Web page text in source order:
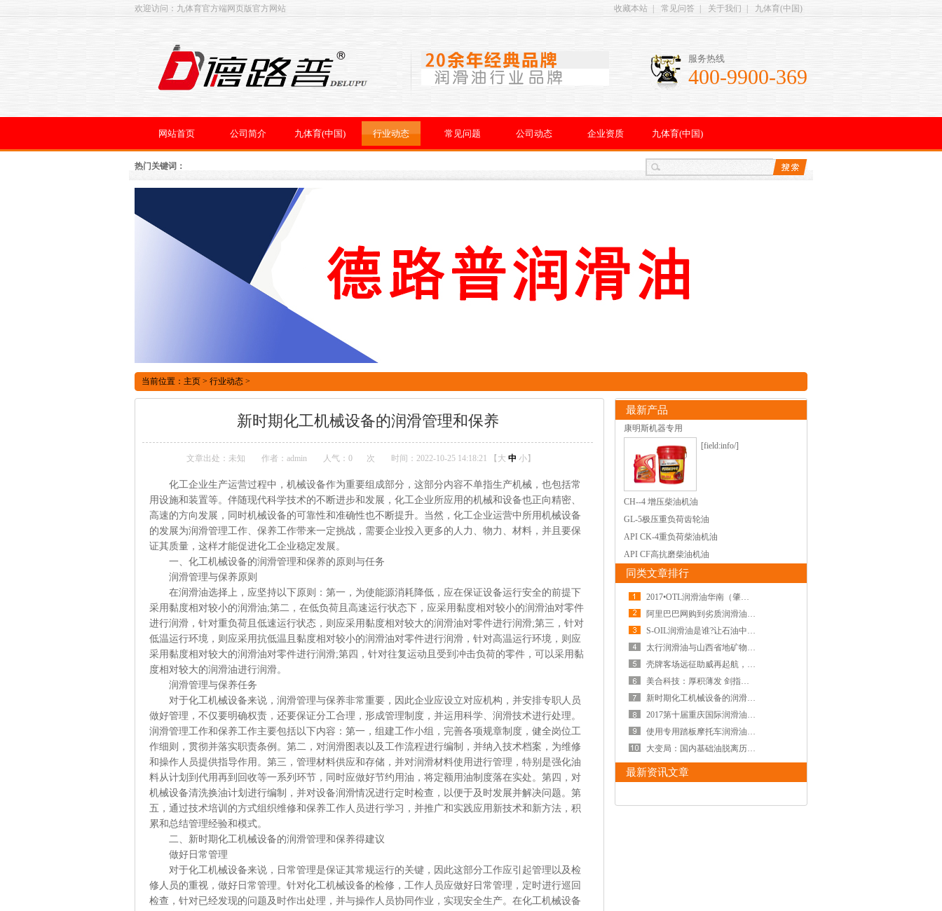
欢迎访问：九体育官方端网页版官方网站 收藏本站 常见问答 关于我们 九体育(中国)
服务热线
400-9900-369
网站首页 公司简介 九体育(中国) 行业动态 常见问题 公司动态 企业资质 九体育(中国)
热门关键词：
当前位置： 主页 > 行业动态 >
新时期化工机械设备的润滑管理和保养
文章出处：未知 作者：admin 人气： 0 次 时间：2022-10-25 14:18:21 【 大 中 小】
化工企业生产运营过程中，机械设备作为重要组成部分，这部分内容不单指生产机械，也包括常
用设施和装置等。伴随现代科学技术的不断进步和发展，化工企业所应用的机械和设备也正向精密、
高速的方向发展，同时机械设备的可靠性和准确性也不断提升。当然，化工企业运营中所用机械设备
的发展为润滑管理工作、保养工作带来一定挑战，需要企业投入更多的人力、物力、材料，并且要保
证其质量，这样才能促进化工企业稳定发展。
一、化工机械设备的润滑管理和保养的原则与任务
润滑管理与保养原则
在润滑油选择上，应坚持以下原则：第一，为使能源消耗降低，应在保证设备运行安全的前提下
采用黏度相对较小的润滑油;第二，在低负荷且高速运行状态下，应采用黏度相对较小的润滑油对零件
进行润滑，针对重负荷且低速运行状态，则应采用黏度相对较大的润滑油对零件进行润滑;第三，针对
低温运行环境，则应采用抗低温且黏度相对较小的润滑油对零件进行润滑，针对高温运行环境，则应
采用黏度相对较大的润滑油对零件进行润滑;第四，针对往复运动且受到冲击负荷的零件，可以采用黏
度相对较大的润滑油进行润滑。
润滑管理与保养任务
对于化工机械设备来说，润滑管理与保养非常重要，因此企业应设立对应机构，并安排专职人员
做好管理，不仅要明确权责，还要保证分工合理，形成管理制度，并运用科学、润滑技术进行处理。
润滑管理工作和保养工作主要包括以下内容：第一，组建工作小组，完善各项规章制度，健全岗位工
作细则，贯彻并落实职责条例。第二，对润滑图表以及工作流程进行编制，并纳入技术档案，为维修
和操作人员提供指导作用。第三，管理材料供应和存储，并对润滑材料使用进行管理，特别是强化油
料从计划到代用再到回收等一系列环节，同时应做好节约用油，将定额用油制度落在实处。第四，对
机械设备清洗换油计划进行编制，并对设备润滑情况进行定时检查，以便于及时发展并解决问题。第
五，通过技术培训的方式组织维修和保养工作人员进行学习，并推广和实践应用新技术和新方法，积
累和总结管理经验和模式。
二、新时期化工机械设备的润滑管理和保养得建议
做好日常管理
对于化工机械设备来说，日常管理是保证其常规运行的关键，因此这部分工作应引起管理以及检
修人员的重视，做好日常管理。针对化工机械设备的检修，工作人员应做好日常管理，定时进行巡回
检查，针对已经发现的问题及时作出处理，并与操作人员协同作业，实现安全生产。在化工机械设备
最新产品
康明斯机器专用
[field:info/]
CH--4 增压柴油机油
GL-5极压重负荷齿轮油
API CK-4重负荷柴油机油
API CF高抗磨柴油机油
同类文章排行
2017•OTL润滑油华南（肇庆）招商推介会成功召
阿里巴巴网购到劣质润滑油，造成损失280余万!
S-OIL润滑油是谁?让石油中的“巨无霸”——沙特
太行润滑油与山西省地矿物资总公司合作研讨会
壳牌客场远征助威再起航，千里跋涉只为心中激
美合科技：厚积薄发 剑指车用润滑油市场
新时期化工机械设备的润滑管理和保养
2017第十届重庆国际润滑油展圆满闭幕
使用专用踏板摩托车润滑油畅享驾驶乐趣-中国润
大变局：国内基础油脱离历史季节性规律
最新资讯文章